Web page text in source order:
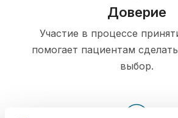
Доверие
Участие в процессе
помогает пациентам
выбор.